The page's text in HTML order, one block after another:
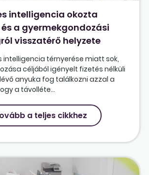
intelligencia okozta
a gyermekgondozási
visszatérő helyzete
intelligencia térnyerése miatt sok,
céljából igényelt fizetés nélküli
anyuka fog találkozni azzal a
a távolléte...
a teljes cikkhez